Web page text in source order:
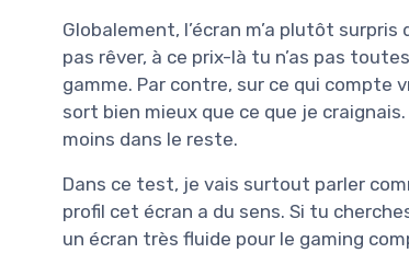
Globalement, l’écran m’a plutôt
pas rêver, à ce prix-là tu n’as pas
gamme. Par contre, sur ce qui compte
sort bien mieux que ce que je
moins dans le reste.
Dans ce test, je vais surtout parler
profil cet écran a du sens. Si tu
un écran très fluide pour le gaming